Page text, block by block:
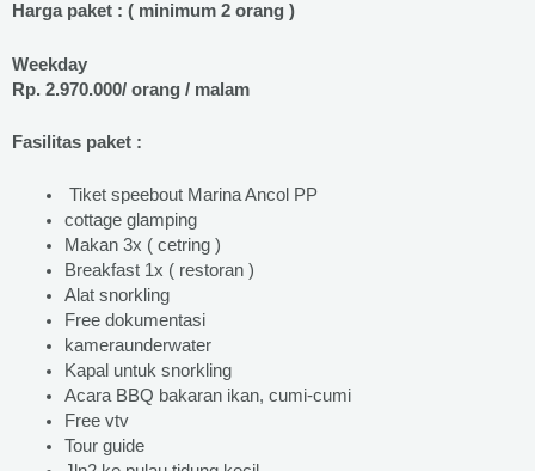
Harga paket : ( minimum 2 orang )
Weekday
Rp. 2.970.000/ orang / malam
Fasilitas paket :
Tiket speebout Marina Ancol PP
cottage glamping
Makan 3x ( cetring )
Breakfast 1x ( restoran )
Alat snorkling
Free dokumentasi
kameraunderwater
Kapal untuk snorkling
Acara BBQ bakaran ikan, cumi-cumi
Free vtv
Tour guide